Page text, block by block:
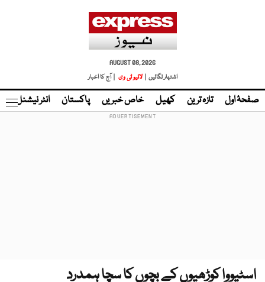
AUGUST 08, 2026
اشتہار لگائیں |
لائیو ٹی وی | آج کا اخبار
صفحۂ اول تازہ ترین کھیل خاص خبریں پاکستان انٹر نیشنل
اسٹیووا کوڑھیوں کے بچوں کا سچا ہمدرد